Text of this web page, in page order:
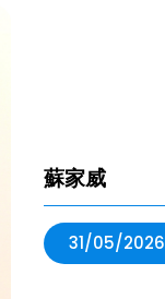
蘇家威
31/05/2026